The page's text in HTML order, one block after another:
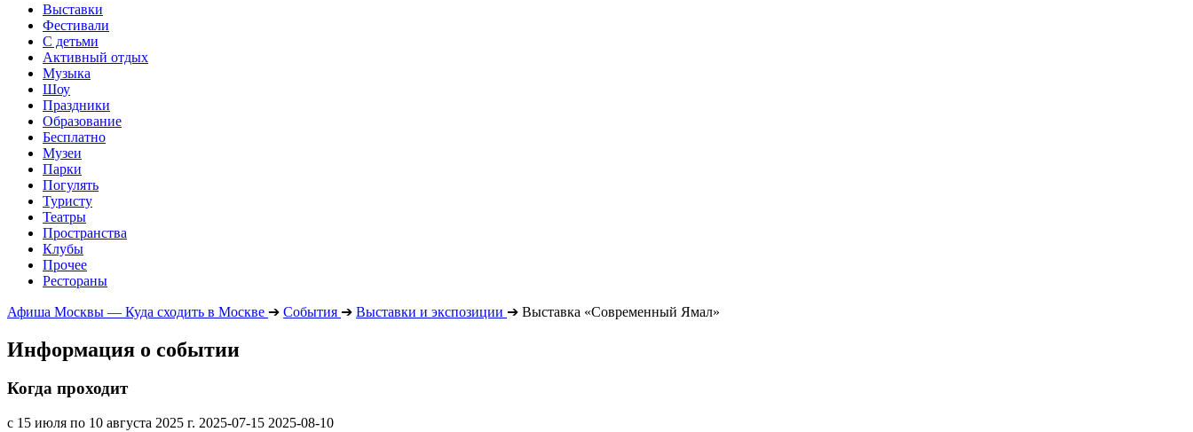
Выставки
Фестивали
С детьми
Активный отдых
Музыка
Шоу
Праздники
Образование
Бесплатно
Музеи
Парки
Погулять
Туристу
Театры
Пространства
Клубы
Прочее
Рестораны
Афиша Москвы — Куда сходить в Москве ➔ События ➔ Выставки и экспозиции ➔ Выставка «Современный Ямал»
Информация о событии
Когда проходит
с 15 июля по 10 августа 2025 г. 2025-07-15 2025-08-10